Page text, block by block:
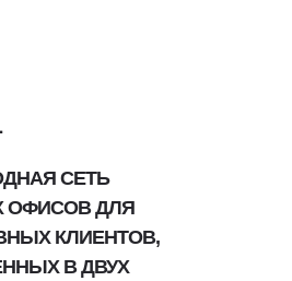
СЕТЬ
ОФИСОВ ДЛЯ
КЛИЕНТОВ,
В ДВУХ